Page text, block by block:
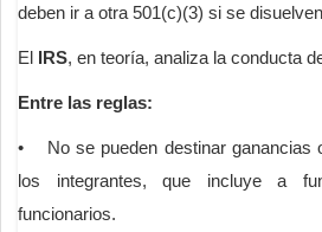
deben ir a otra 501(c)(3) si se
El IRS, en teoría, analiza la conducta
Entre las reglas:
• No se pueden destinar ganancias
los integrantes, que incluye a
funcionarios.